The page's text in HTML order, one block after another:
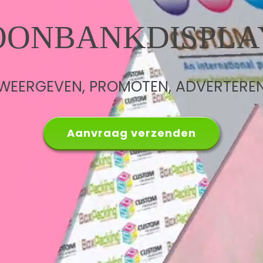
PROMOTEN,
Aanvraag verzenden